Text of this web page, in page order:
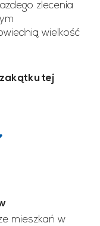
zlecenia
wielkość
tej
mieszkań w